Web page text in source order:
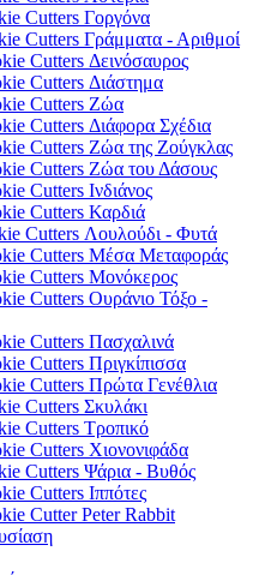
Cutters Γοργόνα
Cutters Γράμματα - Αριθμοί
Cutters Δεινόσαυρος
Cutters Διάστημα
Cutters Ζώα
Cutters Διάφορα Σχέδια
Cutters Ζώα της Ζούγκλας
Cutters Ζώα του Δάσους
Cutters Ινδιάνος
Cutters Καρδιά
Cutters Λουλούδι - Φυτά
Cutters Μέσα Μεταφοράς
Cutters Μονόκερος
Cutters Ουράνιο Τόξο -
Cutters Πασχαλινά
Cutters Πριγκίπισσα
Cutters Πρώτα Γενέθλια
Cutters Σκυλάκι
Cutters Τροπικό
Cutters Χιονονιφάδα
Cutters Ψάρια - Βυθός
Cutters Ιππότες
Cutter Peter Rabbit